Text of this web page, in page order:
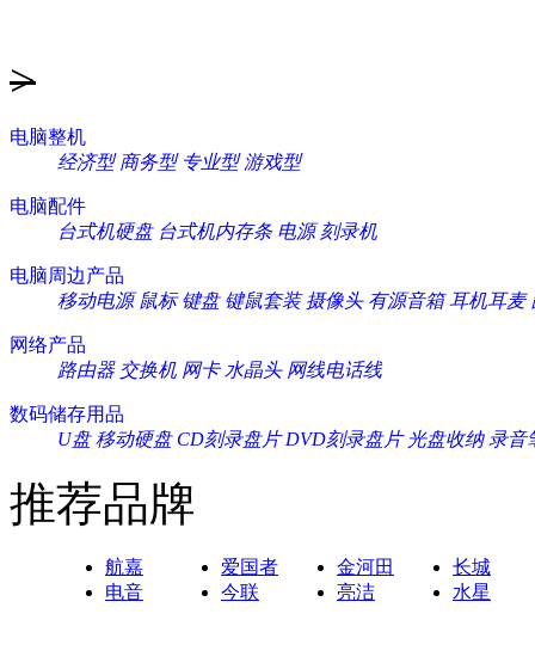
>
电脑整机
经济型 商务型 专业型 游戏型
电脑配件
台式机硬盘 台式机内存条 电源 刻录机
电脑周边产品
移动电源 鼠标 键盘 键鼠套装 摄像头 有源音箱 耳机耳麦
网络产品
路由器 交换机 网卡 水晶头 网线电话线
数码储存用品
U盘 移动硬盘 CD刻录盘片 DVD刻录盘片 光盘收纳 录音
推荐品牌
航嘉 爱国者 金河田
长城
电音
今联 亮洁 水星